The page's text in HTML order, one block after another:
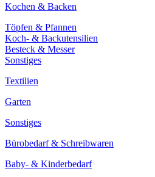
Kochen & Backen
Töpfen & Pfannen
Koch- & Backutensilien
Besteck & Messer
Sonstiges
Textilien
Garten
Sonstiges
Bürobedarf & Schreibwaren
Baby- & Kinderbedarf